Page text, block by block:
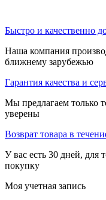
Быстро и качественно
Наша компания
ближнему зарубежью
Гарантия качества и
Мы предлагаем только
уверены
Возврат товара в
У вас есть 30 дней, для
покупку
Моя учетная запись